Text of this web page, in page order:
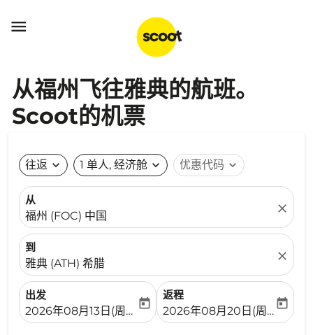

从福州飞往雅典的航班。
Scoot的机票
往返 expand_more 1 单人, 经济舱 expand_more 优惠代码 expand_more
从
福州 (FOC) 中国
close
到
雅典 (ATH) 希腊
close
出发
fc-booking-departure-date-aria-label
2026年08月13日(周四)
today
返程
fc-booking-return-date-
2026年08月20日(周四)
today